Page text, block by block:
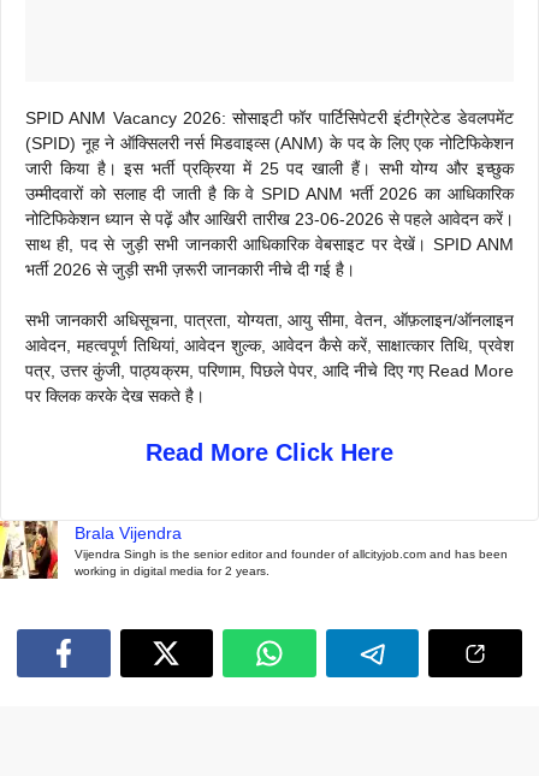
SPID ANM Vacancy 2026: सोसाइटी फॉर पार्टिसिपेटरी इंटीग्रेटेड डेवलपमेंट
(SPID) नूह ने ऑक्सिलरी नर्स मिडवाइव्स (ANM) के पद के लिए एक नोटिफिकेशन
जारी किया है। इस भर्ती प्रक्रिया में 25 पद खाली हैं। सभी योग्य और इच्छुक
उम्मीदवारों को सलाह दी जाती है कि वे SPID ANM भर्ती 2026 का आधिकारिक
नोटिफिकेशन ध्यान से पढ़ें और आखिरी तारीख 23-06-2026 से पहले आवेदन करें।
साथ ही, पद से जुड़ी सभी जानकारी आधिकारिक वेबसाइट पर देखें। SPID ANM
भर्ती 2026 से जुड़ी सभी ज़रूरी जानकारी नीचे दी गई है।
सभी जानकारी अधिसूचना, पात्रता, योग्यता, आयु सीमा, वेतन, ऑफ़लाइन/ऑनलाइन
आवेदन, महत्वपूर्ण तिथियां, आवेदन शुल्क, आवेदन कैसे करें, साक्षात्कार तिथि, प्रवेश
पत्र, उत्तर कुंजी, पाठ्यक्रम, परिणाम, पिछले पेपर, आदि नीचे दिए गए Read More
पर क्लिक करके देख सकते है।
Read More Click Here
Brala Vijendra
Vijendra Singh is the senior editor and founder of allcityjob.com and has been
working in digital media for 2 years.